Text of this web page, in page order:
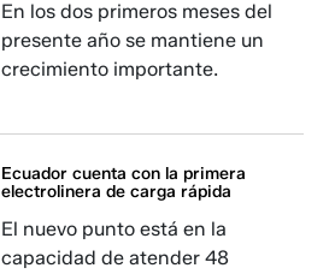
En los dos primeros meses del
presente año se mantiene un
crecimiento importante.
Ecuador cuenta con la primera
electrolinera de carga rápida
El nuevo punto está en la
capacidad de atender 48